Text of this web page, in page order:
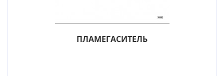
ПЛАМЕГАСИТЕЛЬ